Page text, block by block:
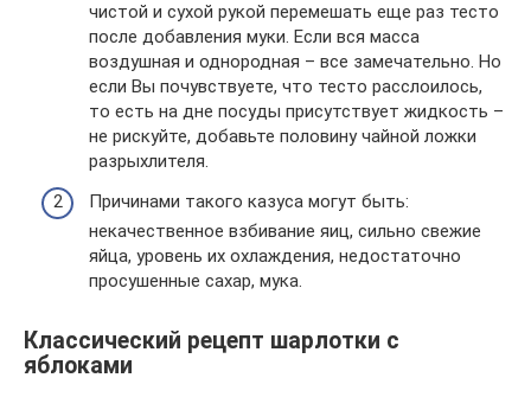
чистой и сухой рукой перемешать еще раз тесто
после добавления муки. Если вся масса
воздушная и однородная – все замечательно. Но
если Вы почувствуете, что тесто расслоилось,
то есть на дне посуды присутствует жидкость –
не рискуйте, добавьте половину чайной ложки
разрыхлителя.
Причинами такого казуса могут быть:
некачественное взбивание яиц, сильно свежие
яйца, уровень их охлаждения, недостаточно
просушенные сахар, мука.
Классический рецепт шарлотки с
яблоками